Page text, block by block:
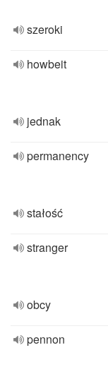
szeroki
howbeit
jednak
permanency
stałość
stranger
obcy
pennon